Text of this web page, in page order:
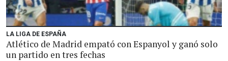
LA LIGA DE ESPAÑA
Atlético de Madrid empató con Espanyol y ganó solo
un partido en tres fechas